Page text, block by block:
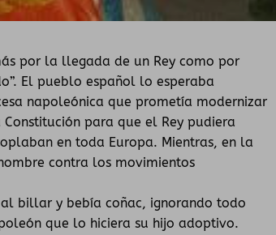
por la llegada de un Rey como por
El pueblo español lo esperaba
napoleónica que prometía modernizar
para que el Rey pudiera
en toda Europa. Mientras, en la
contra los movimientos
al billar y bebía coñac, ignorando todo
que lo hiciera su hijo adoptivo.